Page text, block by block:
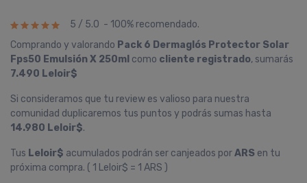
5 / 5.0 - 100% recomendado.
Comprando y valorando Pack 6 Dermaglós Protector Solar
Fps50 Emulsión X 250ml como cliente registrado, sumarás
7.490 Leloir$
Si consideramos que tu review es valioso para nuestra
comunidad duplicaremos tus puntos y podrás sumas hasta
14.980 Leloir$.
Tus Leloir$ acumulados podrán ser canjeados porARS en tu
próxima compra. ( 1 Leloir$ = 1 ARS )